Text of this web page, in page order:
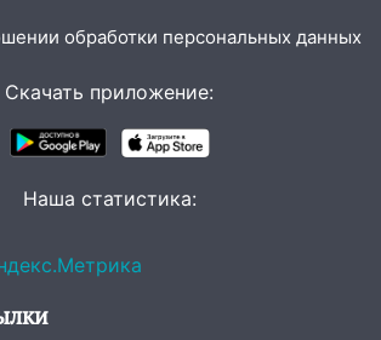
область стала
проекта
погоды в Ульяновской
августа
Ульяновской
ИВЛ
дороги, ставят остановки
обработки персональных данных
Скачать приложение:
Наша статистика: